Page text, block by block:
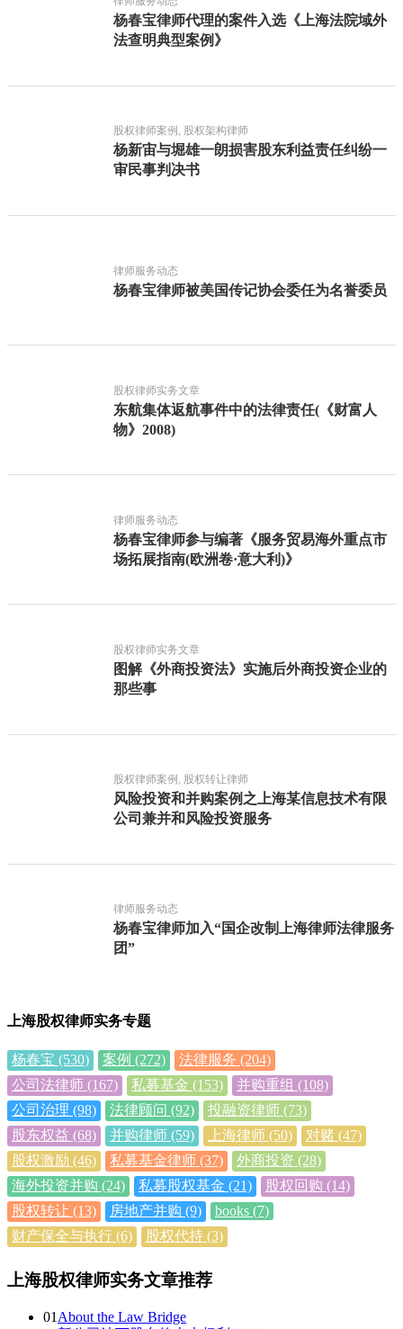
杨春宝律师代理的案件入选《上海法院域外
法查明典型案例》
股权律师案例, 股权架构律师
杨新宙与堀雄一朗损害股东利益责任纠纷一
审民事判决书
律师服务动态
杨春宝律师被美国传记协会委任为名誉委员
股权律师实务文章
东航集体返航事件中的法律责任(《财富人
物》2008)
律师服务动态
杨春宝律师参与编著《服务贸易海外重点市
场拓展指南(欧洲卷·意大利)》
股权律师实务文章
图解《外商投资法》实施后外商投资企业的
那些事
股权律师案例, 股权转让律师
风险投资和并购案例之上海某信息技术有限
公司兼并和风险投资服务
律师服务动态
杨春宝律师加入“国企改制上海律师法律服务
团”
上海股权律师实务专题
杨春宝 (530) 案例 (272) 法律服务 (204)
公司法律师 (167) 私募基金 (153) 并购重组 (108)
公司治理 (98) 法律顾问 (92) 投融资律师 (73)
股东权益 (68) 并购律师 (59) 上海律师 (50) 对赌 (47)
股权激励 (46) 私募基金律师 (37) 外商投资 (28)
海外投资并购 (24) 私募股权基金 (21) 股权回购 (14)
股权转让 (13) 房地产并购 (9) books (7)
财产保全与执行 (6) 股权代持 (3)
上海股权律师实务文章推荐
01 About the Law Bridge